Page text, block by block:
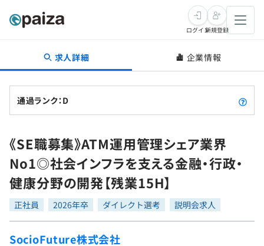
転職・キャリア
転職成功ガイド
転職エージェント
インタビュー
転職成功ガイド
新卒就活
求人検索
本選考
インターン
新卒エージェント
学習
問題集
4択課題
プログラミング言語
ゲーム・マンガ
ログイン新規登録
求人詳細 企業情報
通過ランク：D
《SE職募集》ATM運用管理シェア業界
No1◎社会インフラを支える金融・行政・
健康分野の開発【残業15H】
正社員 2026年卒 ダイレクト選考 説明会求人
SocioFuture株式会社